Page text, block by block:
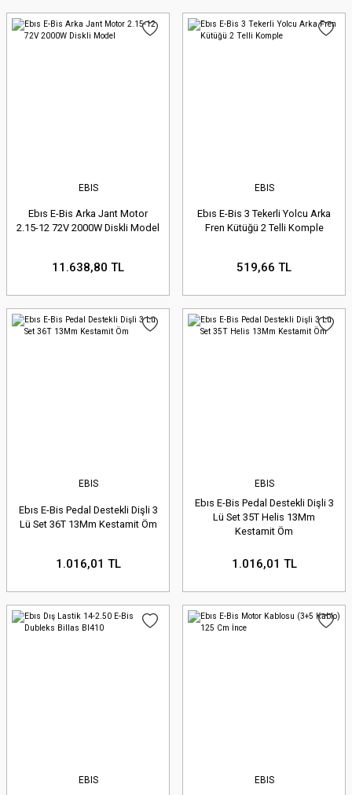
EBIS
Ebıs E-Bis Arka Jant Motor
2.15-12 72V 2000W Diskli Model
11.638,80 TL
EBIS
Ebıs E-Bis 3 Tekerli Yolcu Arka
Fren Kütüğü 2 Telli Komple
519,66 TL
EBIS
Ebıs E-Bis Pedal Destekli Dişli 3
Lü Set 36T 13Mm Kestamit Öm
1.016,01 TL
EBIS
Ebıs E-Bis Pedal Destekli Dişli 3
Lü Set 35T Helis 13Mm
Kestamit Öm
1.016,01 TL
EBIS EBIS